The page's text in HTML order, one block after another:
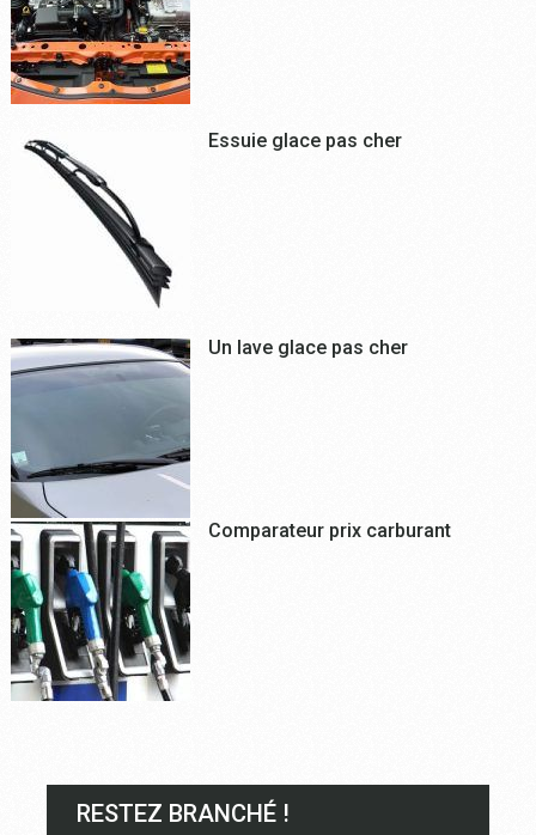
Essuie glace pas cher
Un lave glace pas cher
Comparateur prix carburant
RESTEZ BRANCHÉ !